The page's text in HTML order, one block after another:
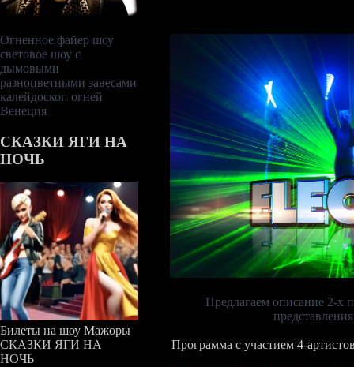
Огненное файер шоу
световое шоу с
дымовыми
разноцветными завесами
калейдоскоп огней
Венеция
СКАЗКИ ЯГИ НА
НОЧЬ
Билеты на шоу Мажоры
СКАЗКИ ЯГИ НА
НОЧЬ
Предлагаем описание 2-х
Программа с участием 4-